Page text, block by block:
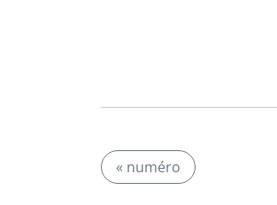
« numéro